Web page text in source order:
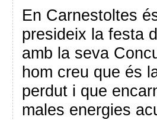
En Carnestoltes
presideix la festa
amb la seva
hom creu que és
perdut i que
males energies